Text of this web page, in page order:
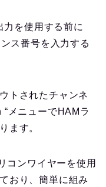
を使用する前に
ス番号を入力する
トされたチャンネ
メニューでHAMラ
ます。
コンワイヤーを使用
おり、簡単に組み